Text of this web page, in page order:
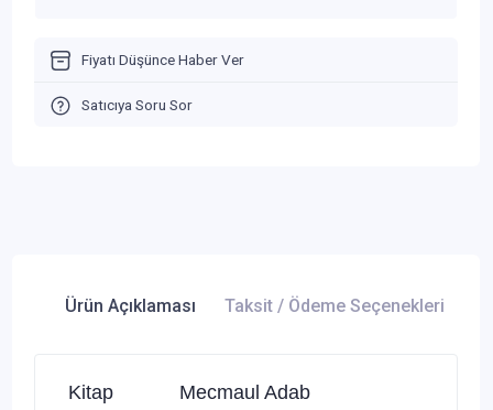
Fiyatı Düşünce Haber Ver
Satıcıya Soru Sor
Ürün Açıklaması Taksit / Ödeme Seçenekleri
Kitap
Mecmaul Adab